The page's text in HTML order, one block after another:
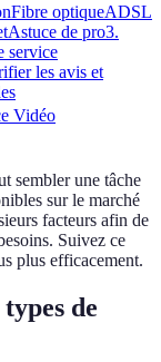
Fibre optiqueADSL
Astuce de pro3.
service
les avis et
Vidéo
sembler une tâche
sur le marché
facteurs afin de
Suivez ce
plus efficacement.
de